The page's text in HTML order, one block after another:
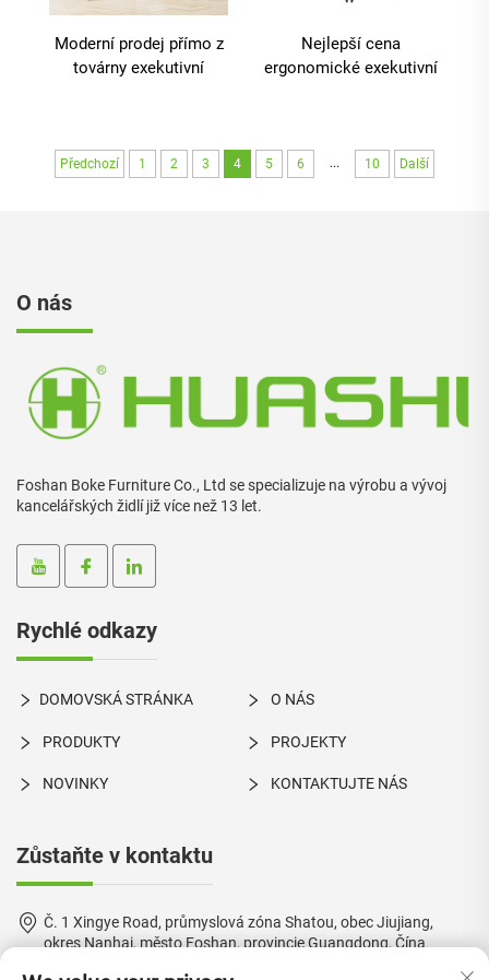
Moderní prodej přímo z
továrny exekutivní
kancelářské křeslo s
Nejlepší cena
ergonomické exekutivní
vysoké domácí černé
Předchozí 1 2 3 4 5 6 ... 10 Další
O nás
Foshan Boke Furniture Co., Ltd se specializuje na výrobu a vývoj
kancelářských židlí již více než 13 let.
Rychlé odkazy
DOMOVSKÁ STRÁNKA O NÁS
PRODUKTY PROJEKTY
NOVINKY KONTAKTUJTE NÁS
Zůstaňte v kontaktu
Č. 1 Xingye Road, průmyslová zóna Shatou, obec Jiujiang,
okres Nanhai, město Foshan, provincie Guangdong, Čína